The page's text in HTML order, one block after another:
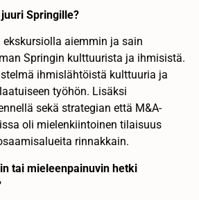
Springille?
aiemmin ja sain
Springin kulttuurista ja ihmisistä.
ihmislähtöistä kulttuuria ja
työhön. Lisäksi
sekä strategian että M&A-
oli mielenkiintoinen tilaisuus
rinnakkain.
tai mieleenpainuvin hetki